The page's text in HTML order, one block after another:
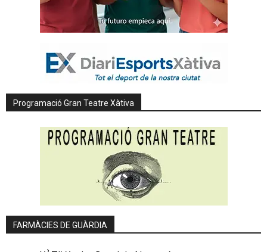
Programació Gran Teatre Xàtiva
FARMÀCIES DE GUÀRDIA